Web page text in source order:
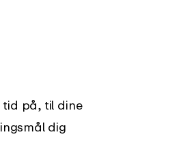
tid på, til dine
dig